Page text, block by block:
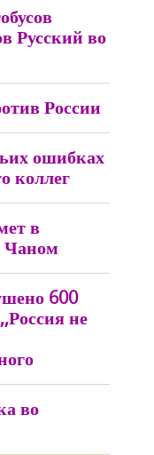
Русский во
России
ошибках
коллег
в
Чаном
600
не
во